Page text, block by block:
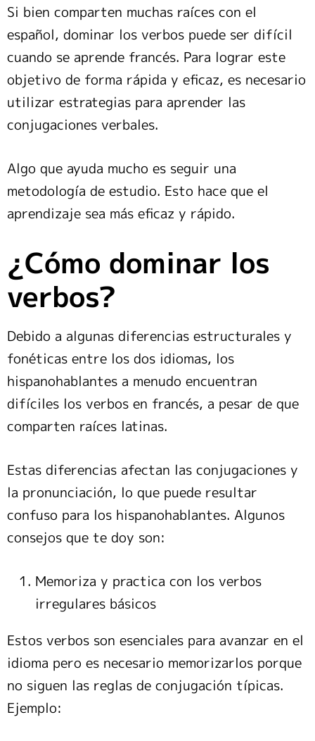
Si bien comparten muchas raíces con el
español, dominar los verbos puede ser difícil
cuando se aprende francés. Para lograr este
objetivo de forma rápida y eficaz, es necesario
utilizar estrategias para aprender las
conjugaciones verbales.
Algo que ayuda mucho es seguir una
metodología de estudio. Esto hace que el
aprendizaje sea más eficaz y rápido.
¿Cómo dominar los
verbos?
Debido a algunas diferencias estructurales y
fonéticas entre los dos idiomas, los
hispanohablantes a menudo encuentran
difíciles los verbos en francés, a pesar de que
comparten raíces latinas.
Estas diferencias afectan las conjugaciones y
la pronunciación, lo que puede resultar
confuso para los hispanohablantes. Algunos
consejos que te doy son:
Memoriza y practica con los verbos
irregulares básicos
Estos verbos son esenciales para avanzar en el
idioma pero es necesario memorizarlos porque
no siguen las reglas de conjugación típicas.
Ejemplo: